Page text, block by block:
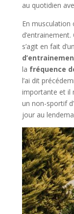
au quotidien
En
s’agit en fait
la fréquence
l’ai dit
importante et il
un non-sportif
jour au